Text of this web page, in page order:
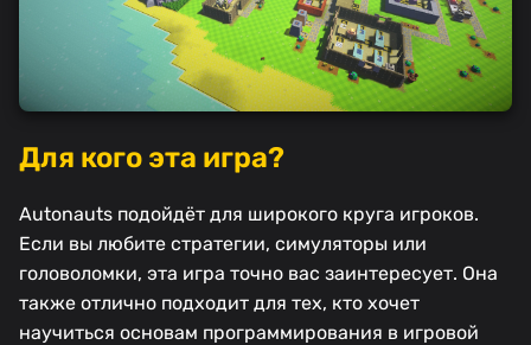
Для кого эта игра?
Autonauts подойдёт для широкого круга игроков.
Если вы любите стратегии, симуляторы или
головоломки, эта игра точно вас заинтересует. Она
также отлично подходит для тех, кто хочет
научиться основам программирования в игровой